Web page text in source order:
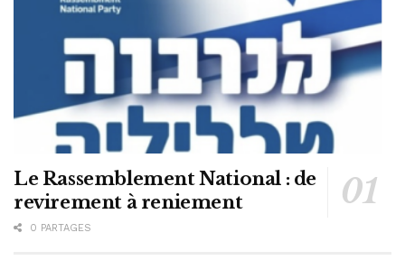
Le Rassemblement National : de
revirement à reniement
0 PARTAGES